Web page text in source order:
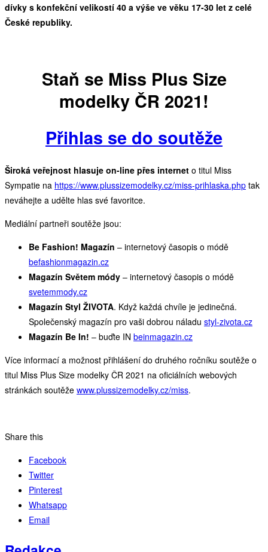
dívky s konfekční velikostí 40 a výše ve věku 17-30 let z celé
České republiky.
Staň se Miss Plus Size
modelky ČR 2021!
Přihlas se do soutěže
Široká veřejnost hlasuje on-line přes internet o titul Miss
Sympatie na https://www.plussizemodelky.cz/miss-prihlaska.php tak
neváhejte a udělte hlas své favoritce.
Mediální partneři soutěže jsou:
Be Fashion! Magazín – internetový časopis o módě
befashionmagazin.cz
Magazín Světem módy – internetový časopis o módě
svetemmody.cz
Magazín Styl ŽIVOTA. Když každá chvíle je jedinečná.
Společenský magazín pro vaši dobrou náladu styl-zivota.cz
Magazín Be In! – buďte IN beinmagazin.cz
Více informací a možnost přihlášení do druhého ročníku soutěže o
titul Miss Plus Size modelky ČR 2021 na oficiálních webových
stránkách soutěže www.plussizemodelky.cz/miss.
Share this
Facebook
Twitter
Pinterest
Whatsapp
Email